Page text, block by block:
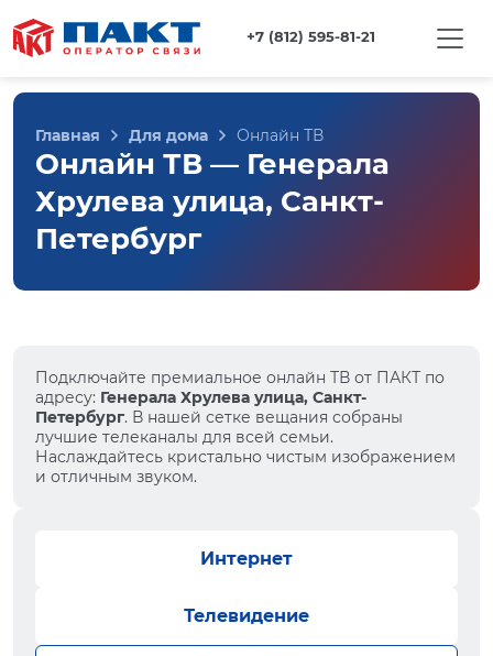
+7 (812) 595-81-21
Главная Для дома Онлайн ТВ
Онлайн ТВ — Генерала
Хрулева улица, Санкт-
Петербург
Подключайте премиальное онлайн ТВ от ПАКТ по
адресу: Генерала Хрулева улица, Санкт-
Петербург. В нашей сетке вещания собраны
лучшие телеканалы для всей семьи.
Наслаждайтесь кристально чистым изображением
и отличным звуком.
Интернет
Телевидение